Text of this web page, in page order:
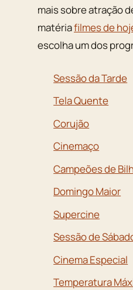
mais sobre atração
matériafilmes de
escolha um dos
Sessão da Tarde
Tela Quente
Corujão
Cinemaço
Campeões de
Domingo Maior
Supercine
Sessão de
Cinema Especial
Temperatura